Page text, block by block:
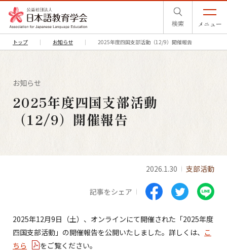
検索 メニュー
トップ お知らせ 2025年度四国支部活動（12/9）開催報告
お知らせ
2025年度四国支部活動
（12/9）開催報告
2026.1.30 支部活動
記事をシェア
2025年12月9日（土）、オンラインにて開催された「2025年度
四国支部活動 」の開催報告を公開いたしました。詳しくは、 こ
ちら
をご覧ください。